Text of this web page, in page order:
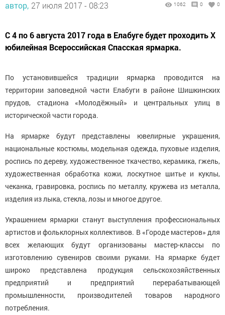
автор, 27 июля 2017 - 08:23 1062 0 0
С 4 по 6 августа 2017 года в Елабуге будет проходить X
юбилейная Всероссийская Спасская ярмарка.
По установившейся традиции ярмарка проводится на
территории заповедной части Елабуги в районе Шишкинских
прудов, стадиона «Молодёжный» и центральных улиц в
исторической части города.
На ярмарке будут представлены ювелирные украшения,
национальные костюмы, модельная одежда, пуховые изделия,
роспись по дереву, художественное ткачество, керамика, гжель,
художественная обработка кожи, лоскутное шитье и куклы,
чеканка, гравировка, роспись по металлу, кружева из металла,
изделия из лыка, стекла, лозы и многое другое.
Украшением ярмарки станут выступления профессиональных
артистов и фольклорных коллективов. В «Городе мастеров» для
всех желающих будут организованы мастер-классы по
изготовлению сувениров своими руками. На ярмарке будет
широко представлена продукция сельскохозяйственных
предприятий и предприятий перерабатывающей
промышленности, производителей товаров народного
потребления.